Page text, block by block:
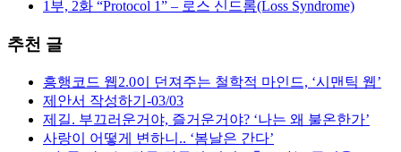
1부, 2화 “Protocol 1” – 로스 신드롬(Loss Syndrome)
추천 글
흥행코드 웹2.0이 던져주는 철학적 마인드, ‘시맨틱 웹’
제안서 작성하기-03/03
제길. 부끄러운거야, 즐거운거야? ‘나는 왜 불온한가’
사랑이 어떻게 변하니.. ‘봄날은 간다’